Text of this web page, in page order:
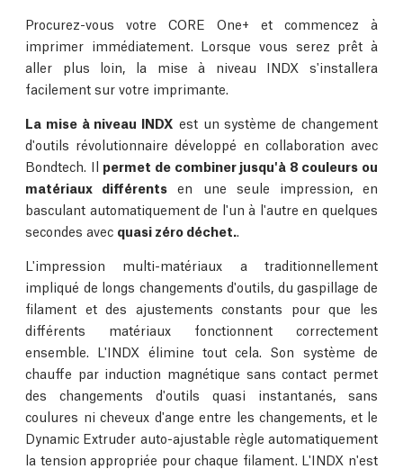
Procurez-vous votre CORE One+ et commencez à
imprimer immédiatement. Lorsque vous serez prêt à
aller plus loin, la mise à niveau INDX s'installera
facilement sur votre imprimante.
La mise à niveau INDX est un système de changement
d'outils révolutionnaire développé en collaboration avec
Bondtech. Il permet de combiner jusqu'à 8 couleurs ou
matériaux différents en une seule impression, en
basculant automatiquement de l'un à l'autre en quelques
secondes avec quasi zéro déchet..
L'impression multi-matériaux a traditionnellement
impliqué de longs changements d'outils, du gaspillage de
filament et des ajustements constants pour que les
différents matériaux fonctionnent correctement
ensemble. L'INDX élimine tout cela. Son système de
chauffe par induction magnétique sans contact permet
des changements d'outils quasi instantanés, sans
coulures ni cheveux d'ange entre les changements, et le
Dynamic Extruder auto-ajustable règle automatiquement
la tension appropriée pour chaque filament. L'INDX n'est